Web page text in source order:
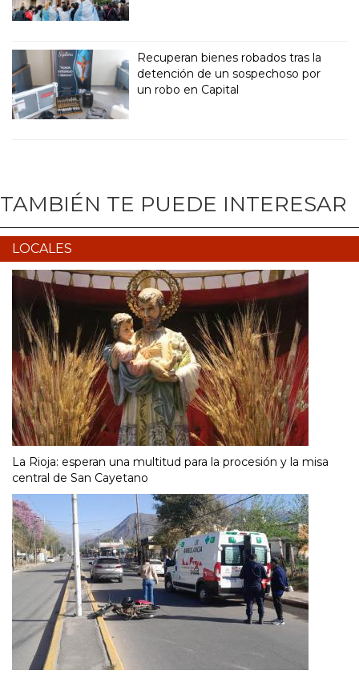
Recuperan bienes robados tras la
detención de un sospechoso por
un robo en Capital
TAMBIÉN TE PUEDE INTERESAR
LOCALES
La Rioja: esperan una multitud para la procesión y la misa
central de San Cayetano